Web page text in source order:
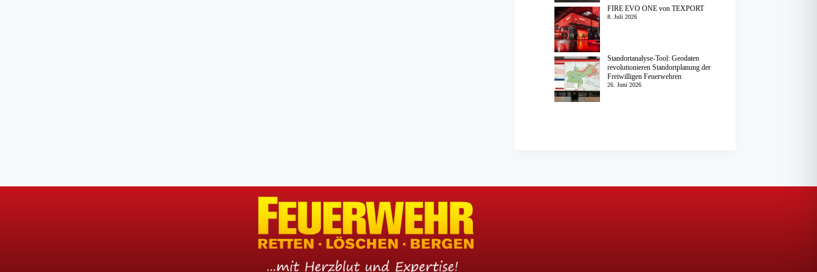
FIRE EVO ONE von TEXPORT
8. Juli 2026
Standortanalyse-Tool: Geodaten
revolutionieren Standortplanung der
Freiwilligen Feuerwehren
26. Juni 2026